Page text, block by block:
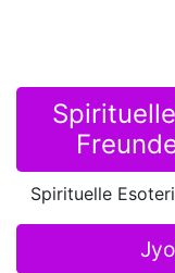
Spirituelle